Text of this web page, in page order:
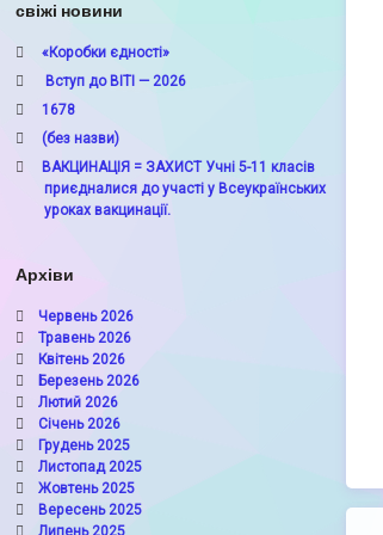
свіжі новини
«Коробки єдності»
Вступ до ВІТІ — 2026
1678
(без назви)
ВАКЦИНАЦІЯ = ЗАХИСТ Учні 5-11 класів
приєдналися до участі у Всеукраїнських
уроках вакцинації.
Архіви
Червень 2026
Травень 2026
Квітень 2026
Березень 2026
Лютий 2026
Січень 2026
Грудень 2025
Листопад 2025
Жовтень 2025
Вересень 2025